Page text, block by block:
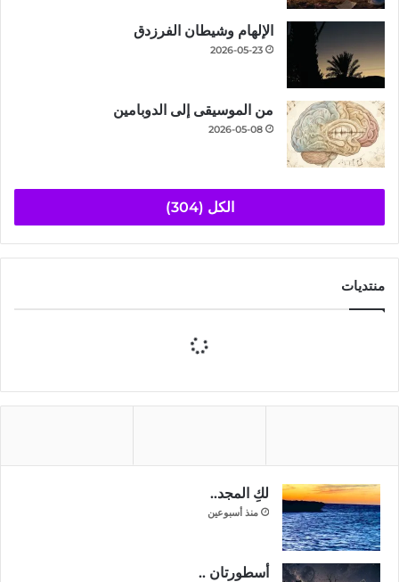
الإلهام وشيطان الفرزدق
2026-05-23
من الموسيقى إلى الدوبامين
2026-05-08
الكل (304)
منتديات
لكِ المجد..
منذ أسبوعين
أسطورتان ..